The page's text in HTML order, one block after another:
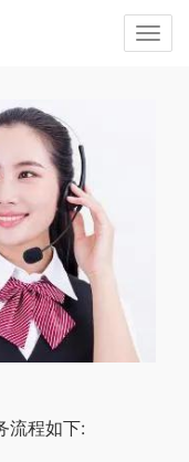
流程如下: